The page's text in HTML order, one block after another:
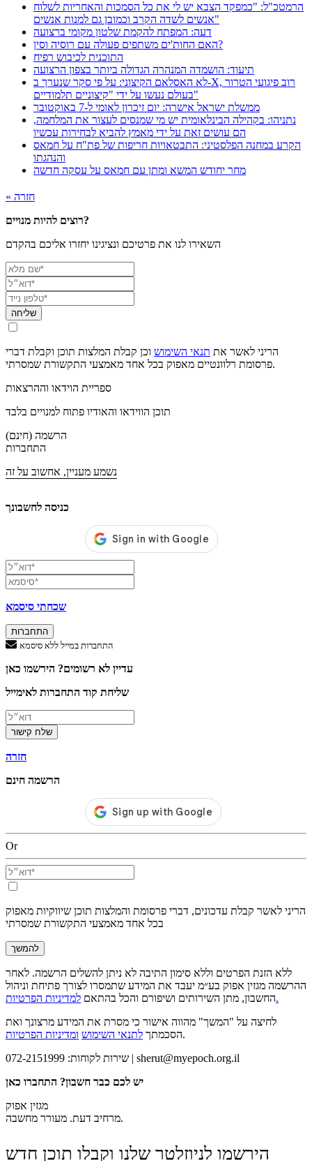
הרמטכ"ל: "כמפקד הצבא יש לי את כל הסמכות והאחריות לשלוח
אנשים לשדה הקרב וכמובן גם למנות אנשים"
דעה: המפתח להקמת שלטון מקומי ברצועה
האם החות'ים משתפים פעולה עם רוסיה וסין?
התוכנית לכיבוש רפיח
תיעוד: הושמדה המנהרה הגדולה ביותר בצפון הרצועה
לא האסלאם הקיצוני: על פי סקר שנערך ב-X, רוב פיגועי הטרור
בעולם נעשו על ידי "קיצוניים תלמודיים"
ממשלת ישראל אישרה: יום זיכרון לאומי ל-7 באוקטובר
נתניהו: בקהילה הבינלאומית יש מי שמנסים לעצור את המלחמה,
הם עושים זאת על ידי מאמץ להביא לבחירות עכשיו
הקרע במחנה הפלסטיני: התבטאויות חריפות של פת"ח על חמאס
והנהגתו
מחר יחודש המשא ומתן עם חמאס על עסקה חדשה
« חזרה
רוצים להיות מנויים?
השאירו לנו את פרטיכם ונציגינו יחזרו אליכם בהקדם
שליחה
הריני לאשר את תנאי השימוש וכן קבלת המלצות תוכן וקבלת דברי
פרסומת רלוונטיים מאפוק בכל אחד מאמצעי התקשורת שמסרתי.
ספריית הוידאו וההרצאות
תוכן הווידאו והאודיו פתוח למנויים בלבד
הרשמה (חינם)
התחברות
נשמע מעניין, אחשוב על זה
כניסה לחשבונך
שכחתי סיסמא
התחברות
התחברות במייל ללא סיסמא
עדיין לא רשומים? הירשמו כאן
שליחת קוד התחברות לאימייל
שלח קישור
חזרה
הרשמה חינם
Or
הריני לאשר קבלת עדכונים, דברי פרסומת והמלצות תוכן שיווקיות מאפוק
בכל אחד מאמצעי התקשורת שמסרתי
להמשך
ללא הזנת הפרטים וללא סימון התיבה לא ניתן להשלים הרשמה. לאחר
ההרשמה מגזין אפוק בע״מ יעבד את המידע שתמסרו לצורך פתיחת וניהול
החשבון, מתן השירותים ושיפורם והכל בהתאםלמדיניות הפרטיות.
לחיצה על "המשך" מהווה אישור כי מסרת את המידע מרצונך ואת
הסכמתך לתנאי השימוש ומדיניות הפרטיות
.
שירות לקוחות: 072-2151999 | sherut@myepoch.org.il
יש לכם כבר חשבון? התחברו כאן
מגזין אפוק
מרחיב דעת. מעורר מחשבה.
הירשמו לניוזלטר שלנו וקבלו תוכן חדש